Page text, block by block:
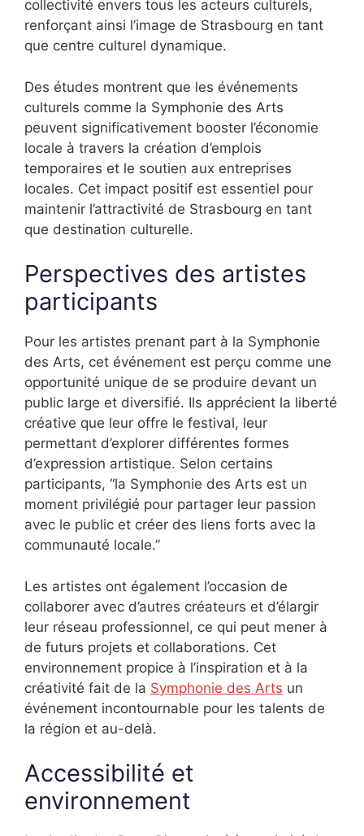
collectivité envers tous les acteurs culturels,
renforçant ainsi l’image de Strasbourg en tant
que centre culturel dynamique.
Des études montrent que les événements
culturels comme la Symphonie des Arts
peuvent significativement booster l’économie
locale à travers la création d’emplois
temporaires et le soutien aux entreprises
locales. Cet impact positif est essentiel pour
maintenir l’attractivité de Strasbourg en tant
que destination culturelle.
Perspectives des artistes
participants
Pour les artistes prenant part à la Symphonie
des Arts, cet événement est perçu comme une
opportunité unique de se produire devant un
public large et diversifié. Ils apprécient la liberté
créative que leur offre le festival, leur
permettant d’explorer différentes formes
d’expression artistique. Selon certains
participants, “la Symphonie des Arts est un
moment privilégié pour partager leur passion
avec le public et créer des liens forts avec la
communauté locale.”
Les artistes ont également l’occasion de
collaborer avec d’autres créateurs et d’élargir
leur réseau professionnel, ce qui peut mener à
de futurs projets et collaborations. Cet
environnement propice à l’inspiration et à la
créativité fait de la Symphonie des Arts un
événement incontournable pour les talents de
la région et au-delà.
Accessibilité et
environnement